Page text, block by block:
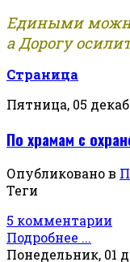
Едиными
а Дорогу
Страница
Пятница, 05
По храмам с
Опубликовано в
Теги
5 комментарии
Подробнее ...
Понедельник, 01